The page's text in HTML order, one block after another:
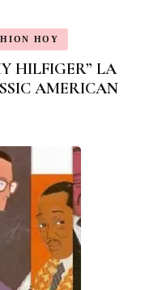
HOY
HILFIGER” LA
AMERICAN